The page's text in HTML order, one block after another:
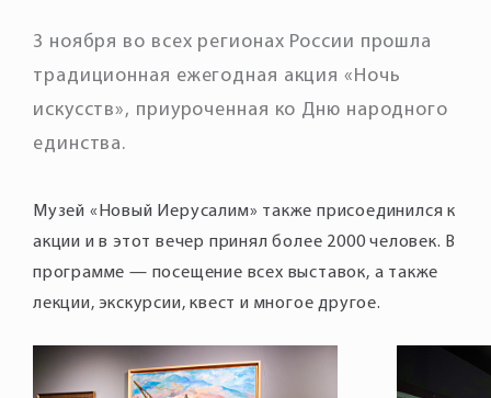
3 ноября во всех регионах России прошла
традиционная ежегодная акция «Ночь
искусств», приуроченная ко Дню народного
единства.
Музей «Новый Иерусалим» также присоединился к
акции и в этот вечер принял более 2000 человек. В
программе — посещение всех выставок, а также
лекции, экскурсии, квест и многое другое.